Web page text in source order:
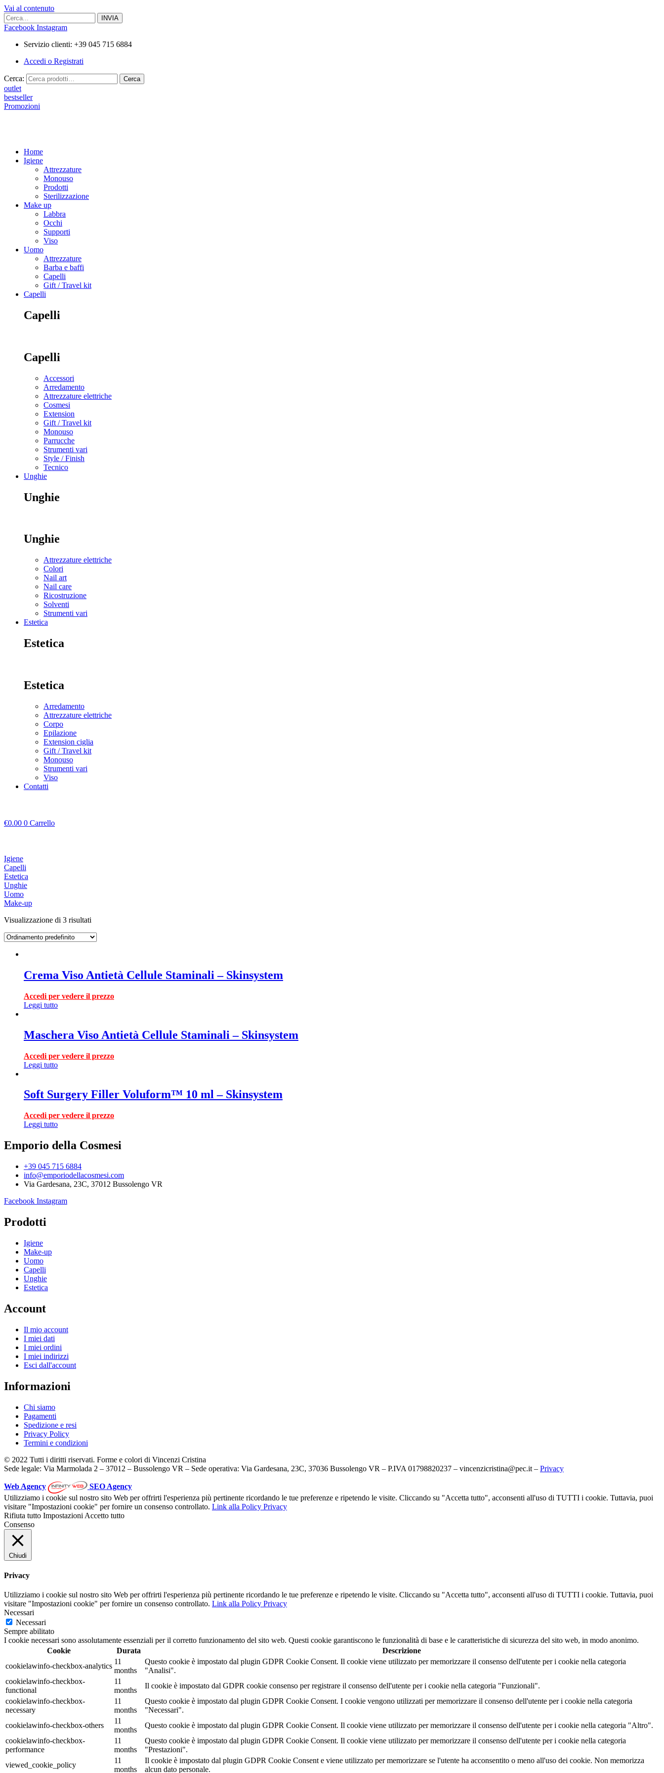
Vai al contenuto
Facebook Instagram
Servizio clienti: +39 045 715 6884
Accedi o Registrati
Cerca: Cerca
outlet
bestseller
Promozioni
Home
Igiene
Attrezzature
Monouso
Prodotti
Sterilizzazione
Make up
Labbra
Occhi
Supporti
Viso
Uomo
Attrezzature
Barba e baffi
Capelli
Gift / Travel kit
Capelli
Capelli
Capelli
Accessori
Arredamento
Attrezzature elettriche
Cosmesi
Extension
Gift / Travel kit
Monouso
Parrucche
Strumenti vari
Style / Finish
Tecnico
Unghie
Unghie
Unghie
Attrezzature elettriche
Colori
Nail art
Nail care
Ricostruzione
Solventi
Strumenti vari
Estetica
Estetica
Estetica
Arredamento
Attrezzature elettriche
Corpo
Epilazione
Extension ciglia
Gift / Travel kit
Monouso
Strumenti vari
Viso
Contatti
€0.00 0 Carrello
Igiene
Capelli
Estetica
Unghie
Uomo
Make-up
Visualizzazione di 3 risultati
Crema Viso Antietà Cellule Staminali – Skinsystem
Accedi per vedere il prezzo
Leggi tutto
Maschera Viso Antietà Cellule Staminali – Skinsystem
Accedi per vedere il prezzo
Leggi tutto
Soft Surgery Filler Voluform™ 10 ml – Skinsystem
Accedi per vedere il prezzo
Leggi tutto
Emporio della Cosmesi
+39 045 715 6884
info@emporiodellacosmesi.com
Via Gardesana, 23C, 37012 Bussolengo VR
Facebook Instagram
Prodotti
Igiene
Make-up
Uomo
Capelli
Unghie
Estetica
Account
Il mio account
I miei dati
I miei ordini
I miei indirizzi
Esci dall'account
Informazioni
Chi siamo
Pagamenti
Spedizione e resi
Privacy Policy
Termini e condizioni
© 2022 Tutti i diritti riservati. Forme e colori di Vincenzi Cristina
Sede legale: Via Marmolada 2 – 37012 – Bussolengo VR – Sede operativa: Via Gardesana, 23C, 37036 Bussolengo VR – P.IVA 01798820237 – vincenzicristina@pec.it – Privacy
Web Agency
SEO Agency
Utilizziamo i cookie sul nostro sito Web per offrirti l'esperienza più pertinente ricordando le tue preferenze e ripetendo le visite. Cliccando su "Accetta tutto", acconsenti all'uso di TUTTI i cookie. Tuttavia, puoi
visitare "Impostazioni cookie" per fornire un consenso controllato. Link alla Policy Privacy
Rifiuta tutto Impostazioni Accetto tutto
Consenso
Chiudi
Privacy
Utilizziamo i cookie sul nostro sito Web per offrirti l'esperienza più pertinente ricordando le tue preferenze e ripetendo le visite. Cliccando su "Accetta tutto", acconsenti all'uso di TUTTI i cookie. Tuttavia, puoi
visitare "Impostazioni cookie" per fornire un consenso controllato. Link alla Policy Privacy
Necessari
Necessari
Sempre abilitato
I cookie necessari sono assolutamente essenziali per il corretto funzionamento del sito web. Questi cookie garantiscono le funzionalità di base e le caratteristiche di sicurezza del sito web, in modo anonimo.
Cookie
Durata
Descrizione
cookielawinfo-checkbox-analytics
11
months
Questo cookie è impostato dal plugin GDPR Cookie Consent. Il cookie viene utilizzato per memorizzare il consenso dell'utente per i cookie nella categoria
"Analisi".
cookielawinfo-checkbox-
functional
11
months
Il cookie è impostato dal GDPR cookie consenso per registrare il consenso dell'utente per i cookie nella categoria "Funzionali".
cookielawinfo-checkbox-
necessary
11
months
Questo cookie è impostato dal plugin GDPR Cookie Consent. I cookie vengono utilizzati per memorizzare il consenso dell'utente per i cookie nella categoria
"Necessari".
cookielawinfo-checkbox-others
11
months
Questo cookie è impostato dal plugin GDPR Cookie Consent. Il cookie viene utilizzato per memorizzare il consenso dell'utente per i cookie nella categoria "Altro".
cookielawinfo-checkbox-
performance
11
months
Questo cookie è impostato dal plugin GDPR Cookie Consent. Il cookie viene utilizzato per memorizzare il consenso dell'utente per i cookie nella categoria
"Prestazioni".
viewed_cookie_policy
11
months
Il cookie è impostato dal plugin GDPR Cookie Consent e viene utilizzato per memorizzare se l'utente ha acconsentito o meno all'uso dei cookie. Non memorizza
alcun dato personale.